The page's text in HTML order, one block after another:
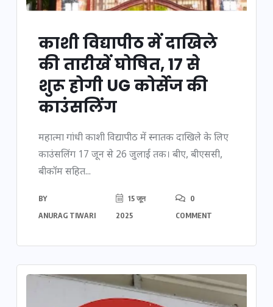
काशी विद्यापीठ में दाखिले
की तारीखें घोषित, 17 से
शुरू होगी UG कोर्सेज की
काउंसलिंग
महात्मा गांधी काशी विद्यापीठ में स्नातक दाखिले के लिए
काउंसलिंग 17 जून से 26 जुलाई तक। बीए, बीएससी,
बीकॉम सहित...
BY
ANURAG TIWARI
15 जून
2025
0
COMMENT